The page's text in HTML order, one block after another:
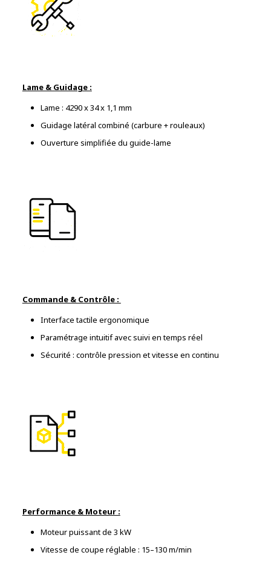
Lame & Guidage :
Lame : 4290 x 34 x 1,1 mm
Guidage latéral combiné (carbure + rouleaux)
Ouverture simplifiée du guide-lame
Commande & Contrôle :
Interface tactile ergonomique
Paramétrage intuitif avec suivi en temps réel
Sécurité : contrôle pression et vitesse en continu
Performance & Moteur :
Moteur puissant de 3 kW
Vitesse de coupe réglable : 15–130 m/min